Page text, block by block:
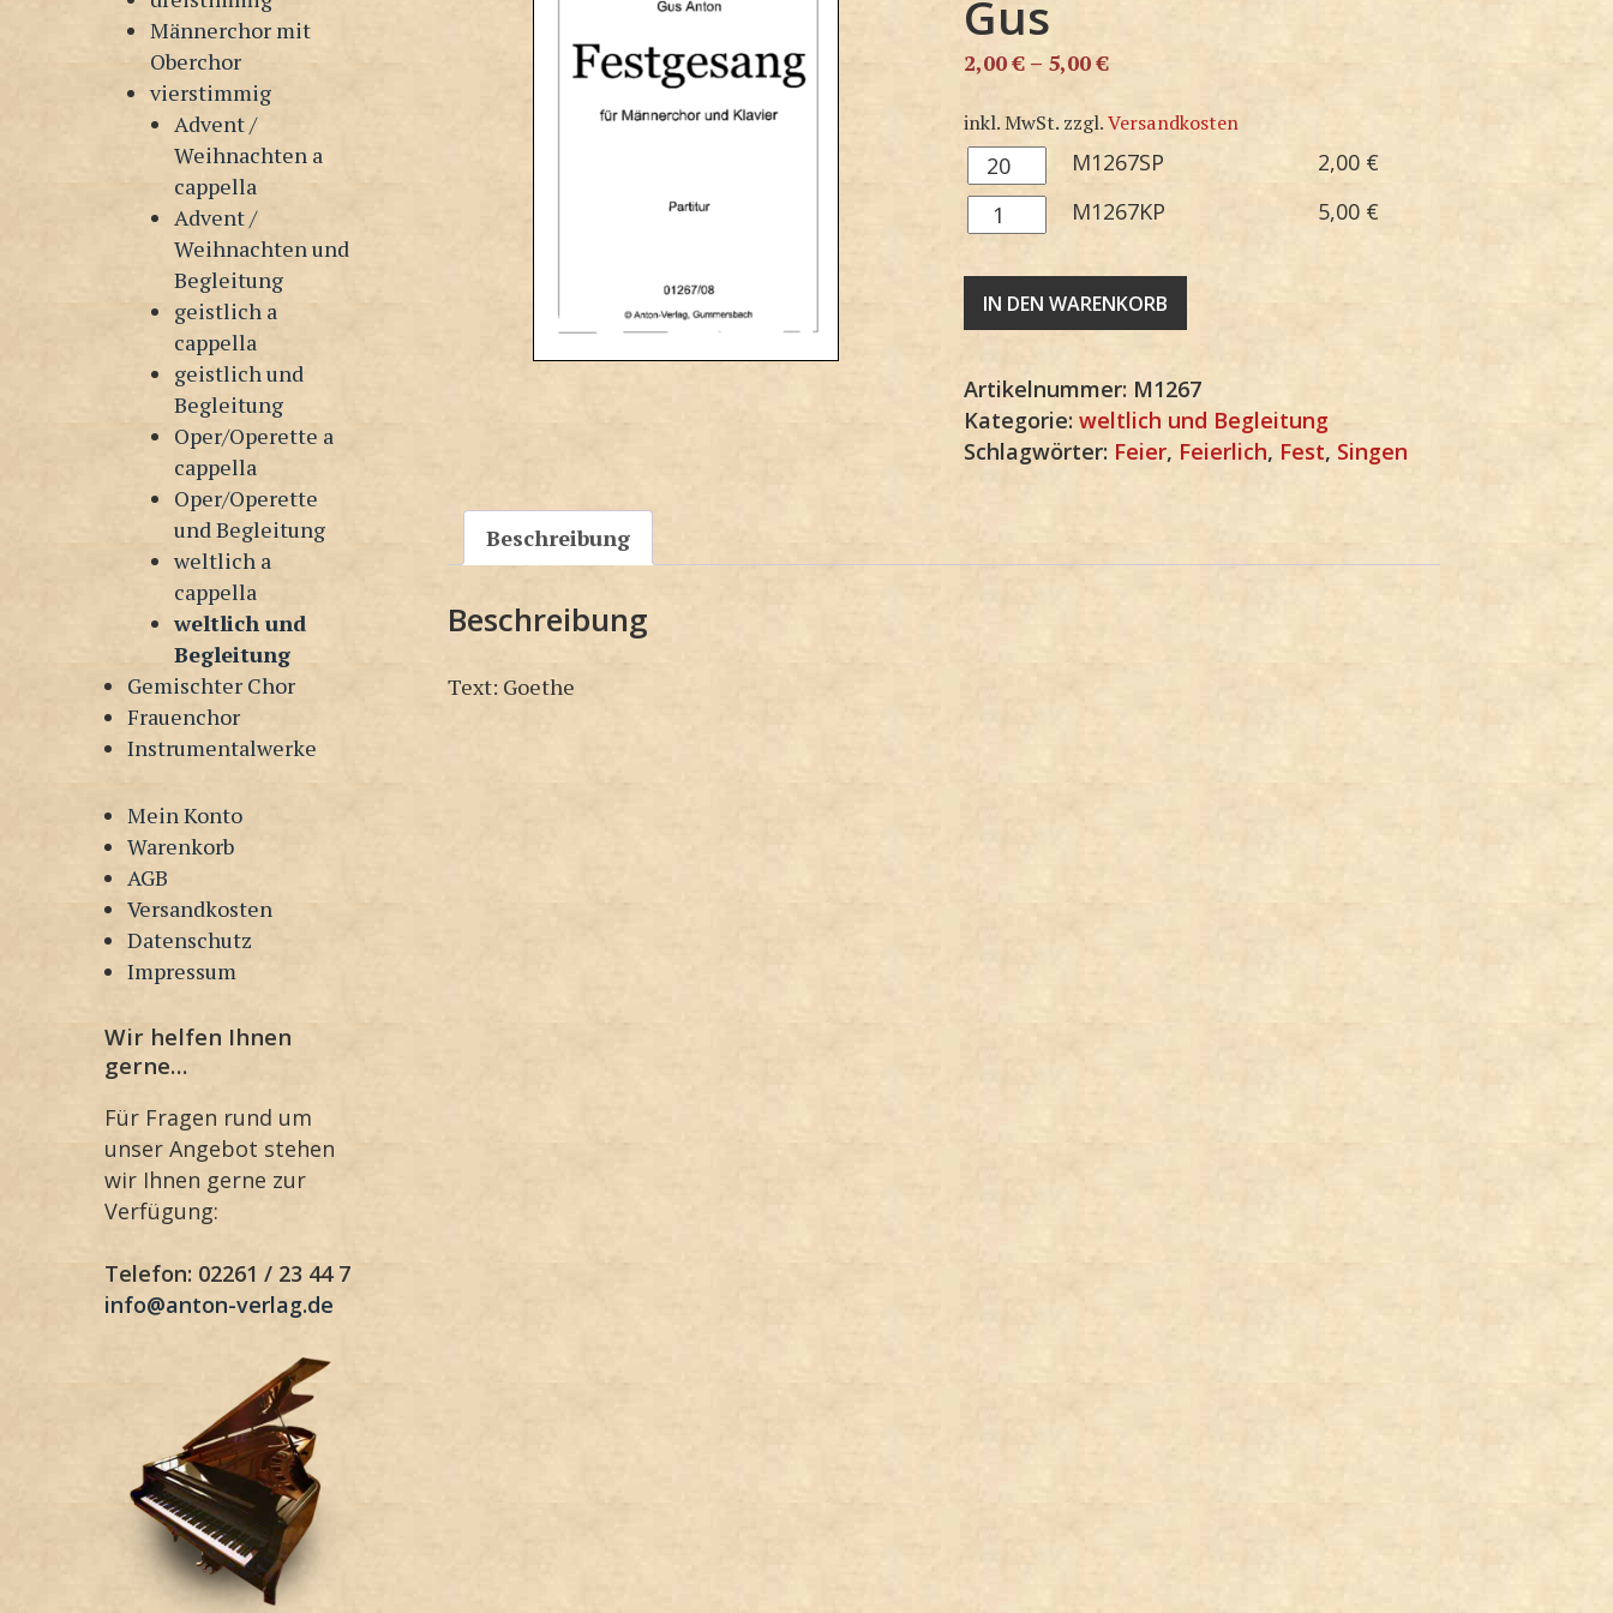
Männerchor mit
Oberchor
vierstimmig
Advent /
Weihnachten a
cappella
Advent /
Weihnachten und
Begleitung
geistlich a
cappella
geistlich und
Begleitung
Oper/Operette a
cappella
Oper/Operette
und Begleitung
weltlich a
cappella
weltlich und
Begleitung
Gemischter Chor
Frauenchor
Instrumentalwerke
Mein Konto
Warenkorb
AGB
Versandkosten
Datenschutz
Impressum
Wir helfen Ihnen
gerne…
Für Fragen rund um
unser Angebot stehen
wir Ihnen gerne zur
Verfügung:
Telefon: 02261 / 23 44 7
info@anton-verlag.de
Gus
2,00€ – 5,00€
inkl. MwSt. zzgl.Versandkosten
M1267SP
Menge
M1267SP 2,00 €
M1267KP
Menge
M1267KP 5,00 €
IN DEN WARENKORB
Artikelnummer: M1267
Kategorie:weltlich und Begleitung
Schlagwörter: Feier, Feierlich, Fest, Singen
Beschreibung
Beschreibung
Text: Goethe